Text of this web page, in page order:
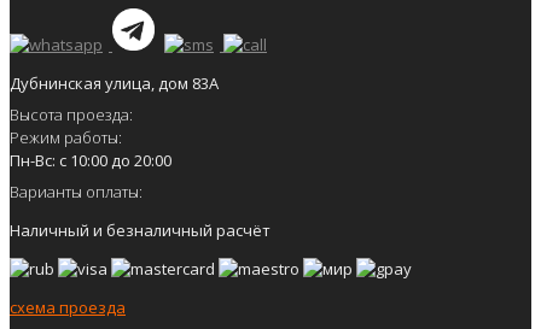
Дубнинская улица, дом 83А
Высота проезда:
Режим работы:
Пн-Вс: с 10:00 до 20:00
Варианты оплаты:
Наличный и безналичный расчёт
схема проезда